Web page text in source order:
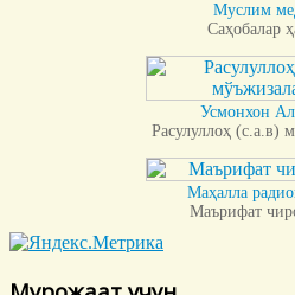
Муслим
Саҳобалар
Усмонхон
Расулуллоҳ (с.а.в)
Маҳалла
Маърифат